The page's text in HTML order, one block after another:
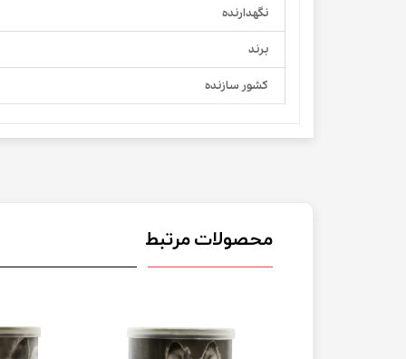
نگهدارنده
برند
کشور سازنده
محصولات مرتبط